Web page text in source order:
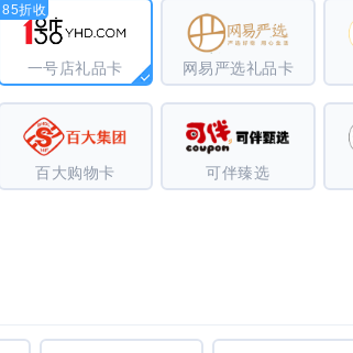
一号店礼品卡
85折收
网易严选礼品卡
百大购物卡 可伴臻选